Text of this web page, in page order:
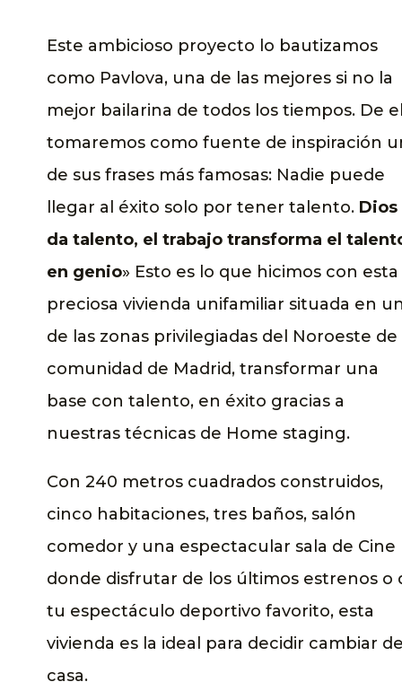
Este ambicioso proyecto lo bautizamos
como Pavlova, una de las mejores si no la
mejor bailarina de todos los tiempos. De
tomaremos como fuente de inspiración
de sus frases más famosas: Nadie puede
llegar al éxito solo por tener talento. Dios
da talento, el trabajo transforma el
en genio» Esto es lo que hicimos con esta
preciosa vivienda unifamiliar situada en
de las zonas privilegiadas del Noroeste de
comunidad de Madrid, transformar una
base con talento, en éxito gracias a
nuestras técnicas de Home staging.
Con 240 metros cuadrados construidos,
cinco habitaciones, tres baños, salón
comedor y una espectacular sala de Cine
donde disfrutar de los últimos estrenos o
tu espectáculo deportivo favorito, esta
vivienda es la ideal para decidir cambiar
casa.